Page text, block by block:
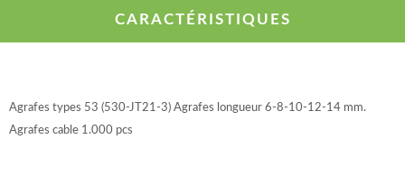
CARACTÉRISTIQUES
Agrafes types 53 (530-JT21-3) Agrafes longueur 6-8-10-12-14 mm.
Agrafes cable 1.000 pcs